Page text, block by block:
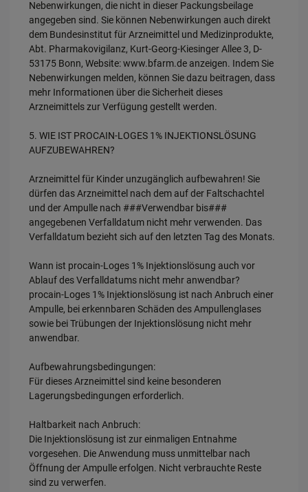
Nebenwirkungen, die nicht in dieser Packungsbeilage
angegeben sind. Sie können Nebenwirkungen auch direkt
dem Bundesinstitut für Arzneimittel und Medizinprodukte,
Abt. Pharmakovigilanz, Kurt-Georg-Kiesinger Allee 3, D-
53175 Bonn, Website: www.bfarm.de anzeigen. Indem Sie
Nebenwirkungen melden, können Sie dazu beitragen, dass
mehr Informationen über die Sicherheit dieses
Arzneimittels zur Verfügung gestellt werden.
5. WIE IST PROCAIN-LOGES 1% INJEKTIONSLÖSUNG
AUFZUBEWAHREN?
Arzneimittel für Kinder unzugänglich aufbewahren! Sie
dürfen das Arzneimittel nach dem auf der Faltschachtel
und der Ampulle nach ###Verwendbar bis###
angegebenen Verfalldatum nicht mehr verwenden. Das
Verfalldatum bezieht sich auf den letzten Tag des Monats.
Wann ist procain-Loges 1% Injektionslösung auch vor
Ablauf des Verfalldatums nicht mehr anwendbar?
procain-Loges 1% Injektionslösung ist nach Anbruch einer
Ampulle, bei erkennbaren Schäden des Ampullenglases
sowie bei Trübungen der Injektionslösung nicht mehr
anwendbar.
Aufbewahrungsbedingungen:
Für dieses Arzneimittel sind keine besonderen
Lagerungsbedingungen erforderlich.
Haltbarkeit nach Anbruch:
Die Injektionslösung ist zur einmaligen Entnahme
vorgesehen. Die Anwendung muss unmittelbar nach
Öffnung der Ampulle erfolgen. Nicht verbrauchte Reste
sind zu verwerfen.